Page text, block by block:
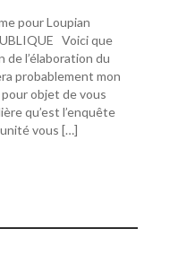
pour Loupian
Voici que
de l’élaboration du
probablement mon
objet de vous
qu’est l’enquête
vous […]